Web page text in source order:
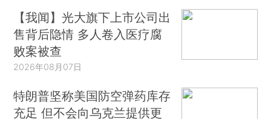
【我闻】光大旗下上市公司出
售背后隐情 多人卷入医疗腐
败案被查
2026年08月07日
特朗普坚称美国防空弹药库存
充足 但不会向乌克兰提供更